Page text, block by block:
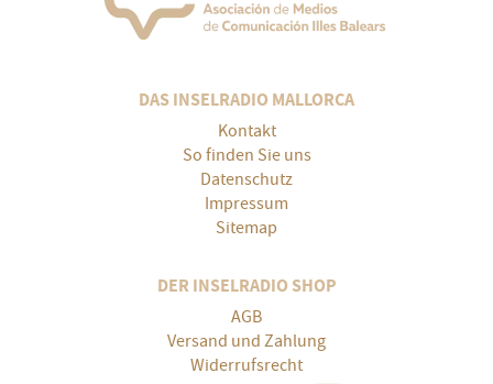
DAS INSELRADIO MALLORCA
Kontakt
So finden Sie uns
Datenschutz
Impressum
Sitemap
DER INSELRADIO SHOP
AGB
Versand und Zahlung
Widerrufsrecht